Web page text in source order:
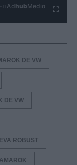
Ad hubMedia
DE VW
DE VW
ROBUST